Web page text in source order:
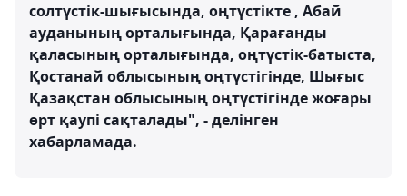
солтүстік-шығысында, оңтүстікте , Абай
ауданының орталығында, Қарағанды ​​
қаласының орталығында, оңтүстік-батыста,
Қостанай облысының оңтүстігінде, Шығыс
Қазақстан облысының оңтүстігінде жоғары
өрт қаупі сақталады", - делінген
хабарламада.